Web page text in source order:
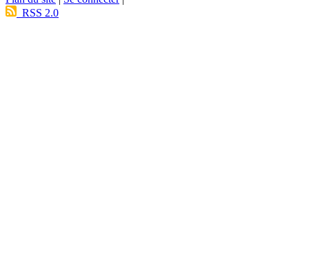
RSS 2.0